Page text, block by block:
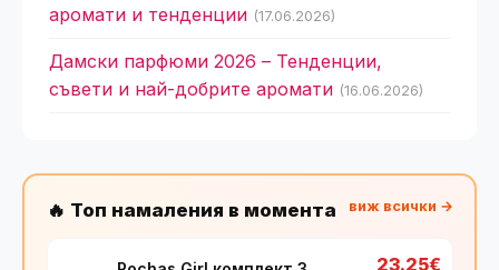
аромати и тенденции (17.06.2026)
Дамски парфюми 2026 – Тенденции,
съвети и най-добрите аромати (16.06.2026)
🔥 Топ намаления в момента виж всички →
23.25€